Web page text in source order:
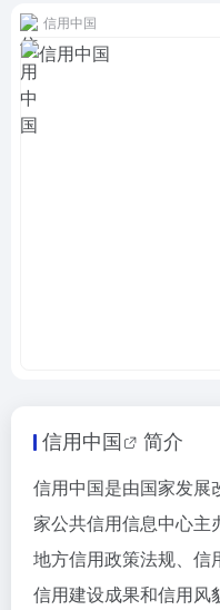
信用中国
信用中国 简介
信用中国是由国家发展
家公共信用信息中心主
地方信用政策法规、信
信用建设成果和信用风